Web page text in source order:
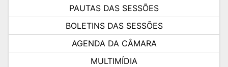
PAUTAS DAS SESSÕES
BOLETINS DAS SESSÕES
AGENDA DA CÂMARA
MULTIMÍDIA